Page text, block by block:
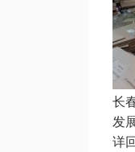
长
发
详